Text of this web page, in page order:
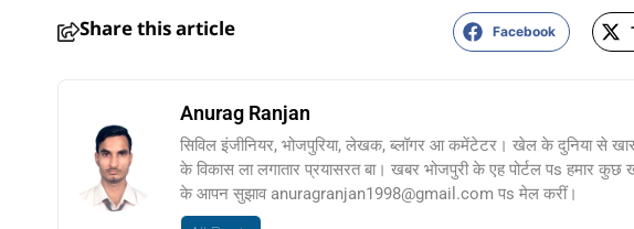
Share this article Facebook
Anurag Ranjan
सिविल इंजीनियर, भोजपुरिया, लेखक, ब्लॉगर आ कमेंटेटर। खेल के दुनिया से खास
के विकास ला लगातार प्रयासरत बा। खबर भोजपुरी के एह पोर्टल पs
के आपन सुझाव anuragranjan1998@gmail.com पs मेल करीं।